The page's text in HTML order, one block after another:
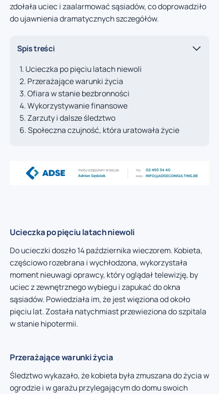
zdołała uciec i zaalarmować sąsiadów, co doprowadziło
do ujawnienia dramatycznych szczegółów.
Spis treści
Ucieczka po pięciu latach niewoli
Przerażające warunki życia
Ofiara w stanie bezbronności
Wykorzystywanie finansowe
Zarzuty i dalsze śledztwo
Społeczna czujność, która uratowała życie
Ucieczka po pięciu latach niewoli
Do ucieczki doszło 14 października wieczorem. Kobieta,
częściowo rozebrana i wychłodzona, wykorzystała
moment nieuwagi oprawcy, który oglądał telewizję, by
uciec z zewnętrznego wybiegu i zapukać do okna
sąsiadów. Powiedziała im, że jest więziona od około
pięciu lat. Została natychmiast przewieziona do szpitala
w stanie hipotermii.
Przerażające warunki życia
Śledztwo wykazało, że kobieta była zmuszana do życia w
ogrodzie i w garażu przylegającym do domu swoich